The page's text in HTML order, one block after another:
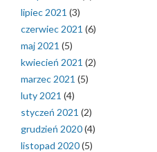
lipiec 2021 (3)
czerwiec 2021 (6)
maj 2021 (5)
kwiecień 2021 (2)
marzec 2021 (5)
luty 2021 (4)
styczeń 2021 (2)
grudzień 2020(4)
listopad 2020(5)